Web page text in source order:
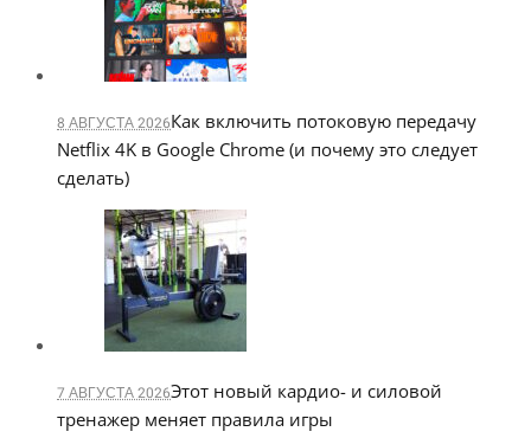
8 АВГУСТА 2026Как включить потоковую передачу
Netflix 4K в Google Chrome (и почему это следует
сделать)
7 АВГУСТА 2026Этот новый кардио- и силовой
тренажер меняет правила игры